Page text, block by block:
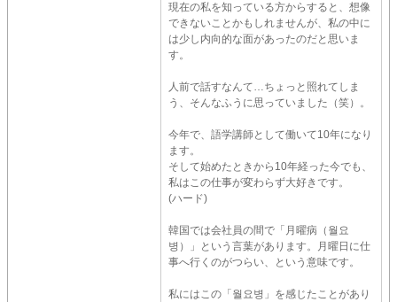
現在の私を知っている方からすると、想像
できないことかもしれませんが、私の中に
は少し内向的な面があったのだと思いま
す。
人前で話すなんて…ちょっと照れてしま
う、そんなふうに思っていました（笑）。
今年で、語学講師として働いて10年になり
ます。
そして始めたときから10年経った今でも、
私はこの仕事が変わらず大好きです。
(ハード)
韓国では会社員の間で「月曜病（월요
병）」という言葉があります。月曜日に仕
事へ行くのがつらい、という意味です。
私にはこの「월요병」を感じたことがあり